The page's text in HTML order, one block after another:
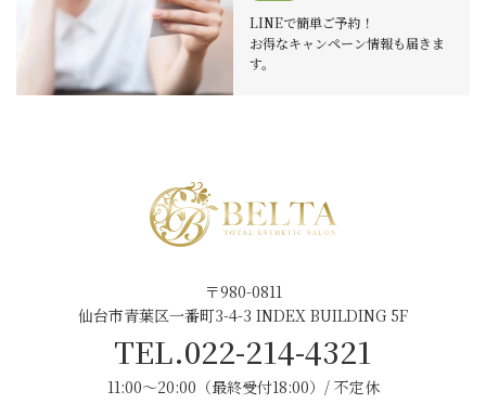
LINEで簡単ご予約！
お得なキャンペーン情報も届きま
す。
〒980-0811
仙台市青葉区一番町3-4-3 INDEX BUILDING 5F
TEL.022-214-4321
11:00～20:00（最終受付18:00）/ 不定休